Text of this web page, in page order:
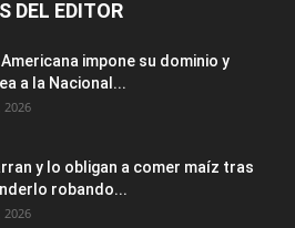
DEL EDITOR
Americana impone su dominio y
a la Nacional...
2026
y lo obligan a comer maíz tras
robando...
2026